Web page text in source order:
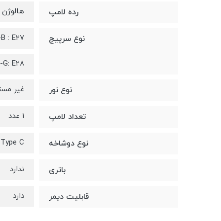
رده لامپ هالوژن
نوع سرپیچ B : E27
G: E28
نوع نور غیر
تعداد لامپ 1 عدد
نوع دوشاخه Type C
باتری ندارد
قابلیت دیمر دارد